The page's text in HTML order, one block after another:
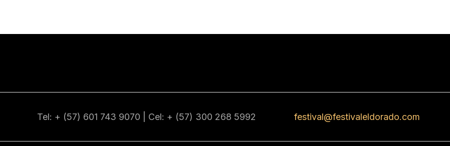
Tel: + (57) 601 743 9070 | Cel: + (57) 300 268 5992 festival@festivaleldorado.com